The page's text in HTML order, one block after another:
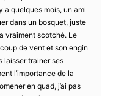
a quelques mois, un ami
dans un bosquet, juste
vraiment scotché. Le
de vent et son engin
laisser trainer ses
l’importance de la
en quad, j’ai pas